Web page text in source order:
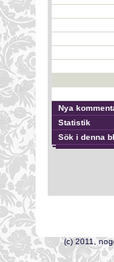
Nya
Statistik
Sök i denna
(c)